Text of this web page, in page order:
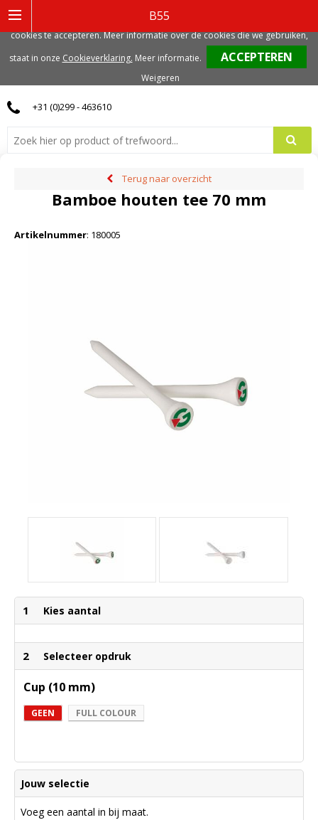
B55
0
+31 (0)299 - 463610
Terug naar overzicht
Bamboe houten tee 70 mm
Artikelnummer: 180005
1 Kies aantal
2 Selecteer opdruk
Cup (10 mm)
GEEN FULL COLOUR
Jouw selectie
Voeg een aantal in bij maat.
gerelateerde cookies. Voor de beste gebruikerservaring, adviseren we deze
cookies te accepteren. Meer informatie over de cookies die we gebruiken,
staat in onze Cookieverklaring. Meer informatie.
Weigeren